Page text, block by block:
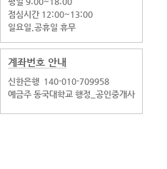
점심시간 12:00~13:00
일요일.공휴일 휴무
계좌번호 안내
신한은행 140-010-709958
예금주 동국대학교 행정_공인중개사